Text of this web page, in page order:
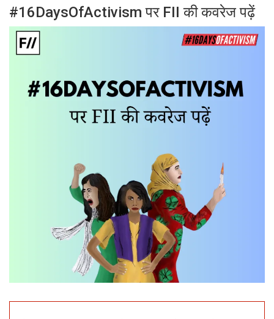
#16DaysOfActivism पर FII की कवरेज पढ़ें